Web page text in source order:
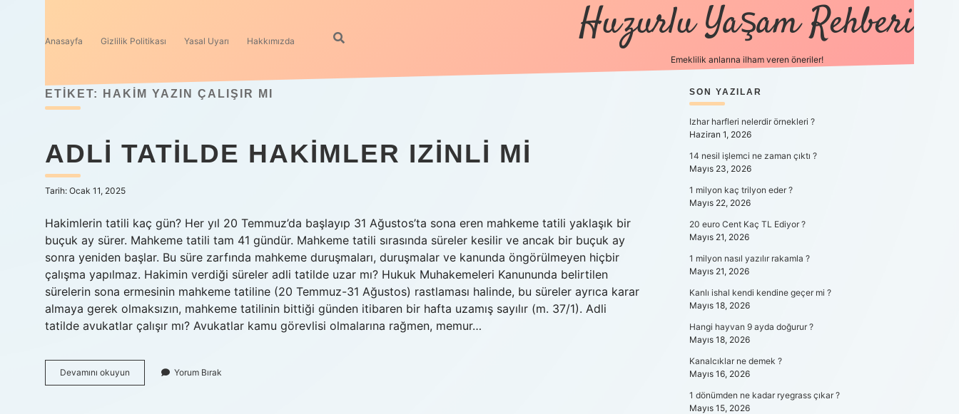
Anasayfa Gizlilik Politikası Yasal Uyarı Hakkımızda Huzurlu Yaşam Rehberi
Emeklilik anlarına ilham veren öneriler!
ETIKET: HAKIM YAZIN ÇALIŞIR MI
ADLI TATILDE HAKIMLER IZINLI MI
Tarih: Ocak 11, 2025
Hakimlerin tatili kaç gün? Her yıl 20 Temmuz’da başlayıp 31 Ağustos’ta sona eren mahkeme tatili yaklaşık bir
buçuk ay sürer. Mahkeme tatili tam 41 gündür. Mahkeme tatili sırasında süreler kesilir ve ancak bir buçuk ay
sonra yeniden başlar. Bu süre zarfında mahkeme duruşmaları, duruşmalar ve kanunda öngörülmeyen hiçbir
çalışma yapılmaz. Hakimin verdiği süreler adli tatilde uzar mı? Hukuk Muhakemeleri Kanununda belirtilen
sürelerin sona ermesinin mahkeme tatiline (20 Temmuz-31 Ağustos) rastlaması halinde, bu süreler ayrıca karar
almaya gerek olmaksızın, mahkeme tatilinin bittiği günden itibaren bir hafta uzamış sayılır (m. 37/1). Adli
tatilde avukatlar çalışır mı? Avukatlar kamu görevlisi olmalarına rağmen, memur…
Devamını okuyun
Tatilde
Yorum Bırak
SIDEBAR
SON YAZILAR
Izhar harfleri nelerdir örnekleri ?
Haziran 1, 2026
14 nesil işlemci ne zaman çıktı ?
Mayıs 23, 2026
1 milyon kaç trilyon eder ?
Mayıs 22, 2026
20 euro Cent Kaç TL Ediyor ?
Mayıs 21, 2026
1 milyon nasıl yazılır rakamla ?
Mayıs 21, 2026
Kanlı ishal kendi kendine geçer mi ?
Mayıs 18, 2026
Hangi hayvan 9 ayda doğurur ?
Mayıs 18, 2026
Kanalcıklar ne demek ?
Mayıs 16, 2026
1 dönümden ne kadar ryegrass çıkar ?
Mayıs 15, 2026
https://betci.co/